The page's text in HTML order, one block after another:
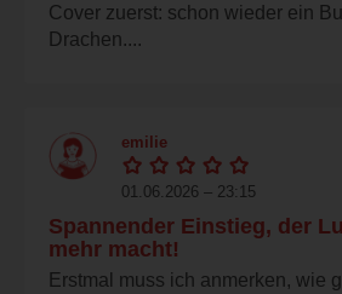
Cover zuerst: schon wieder ein
Drachen....
emilie
01.06.2026 – 23:15
Spannender Einstieg, der
mehr macht!
Erstmal muss ich anmerken, wie